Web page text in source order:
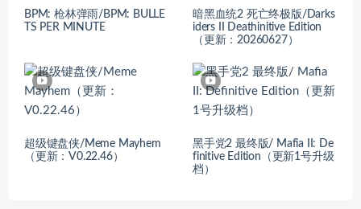
BPM: 枪林弹雨/BPM: BULLE
TS PER MINUTE
暗黑血统2 死亡终极版/Darks
iders II Deathinitive Edition
（更新：20260627）
超级键盘侠/Meme Mayhem
（更新：V0.22.46）
黑手党2 最终版/ Mafia II: De
finitive Edition（更新1号升级
档）